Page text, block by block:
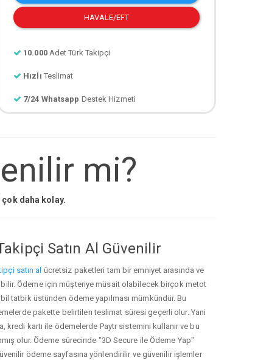
HAVALE/EFT
10.000 Adet Türk Takipçi
Hızlı Teslimat
7/24 Whatsapp Destek Hizmeti
mi?
daha kolay.
Satın Al Güvenilir
satın al ücretsiz paketleri tam bir emniyet arasında ve
Ödeme için müşteriye müsait olabilecek birçok metot
tatbik üstünden ödeme yapılması mümkündür. Bu
pakette belirtilen teslimat süresi geçerli olur. Yani
kredi kartı ile ödemelerde Paytr sistemini kullanır ve bu
olur. Ödeme sürecinde "3D Secure ile Ödeme Yap"
ödeme sayfasına yönlendirilir ve güvenilir işlemler